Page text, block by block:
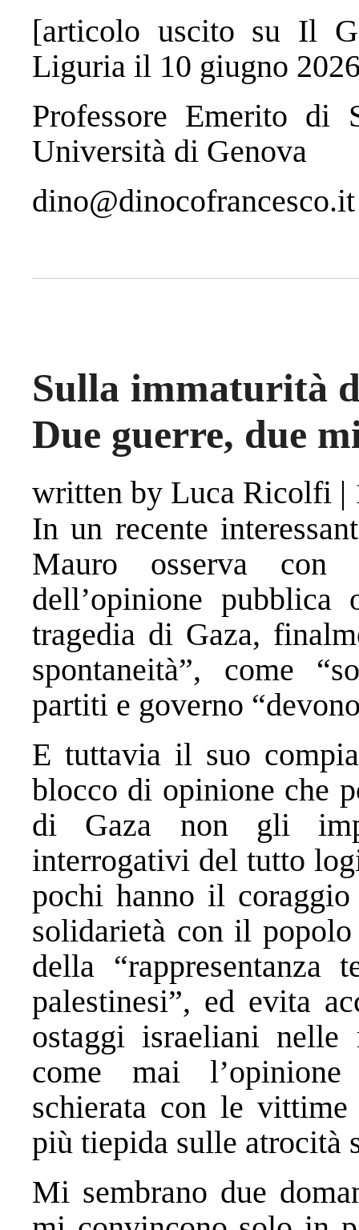
[articolo uscito su Il
Liguria il 10 giugno
Professore Emerito di
Università di Genova
dino@dinocofrancesco.it
Sulla immaturità
Due guerre, due
written by Luca Ricolfi |
In un recente
Mauro osserva con
dell’opinione pubblica
tragedia di Gaza,
spontaneità”, come
partiti e governo
E tuttavia il suo
blocco di opinione che
di Gaza non gli
interrogativi del tutto
pochi hanno il
solidarietà con il popolo
della “rappresentanza
palestinesi”, ed evita
ostaggi israeliani nelle
come mai
schierata con le
più tiepida sulle atrocità
Mi sembrano due